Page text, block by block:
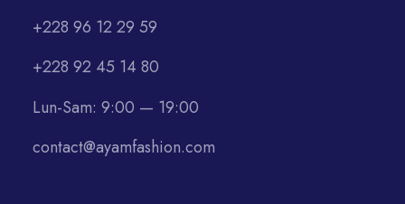
+228 96 12 29 59
+228 92 45 14 80
Lun-Sam: 9:00 — 19:00
contact@ayamfashion.com